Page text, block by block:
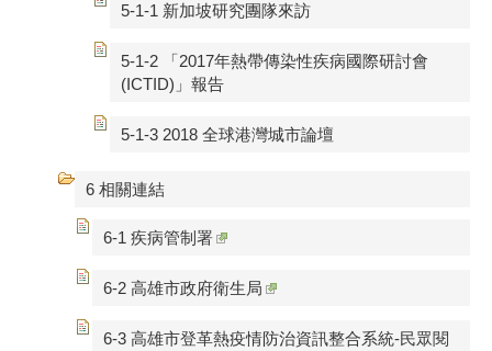
5-1-1 新加坡研究團隊來訪
5-1-2 「2017年熱帶傳染性疾病國際研討會
(ICTID)」報告
5-1-3 2018 全球港灣城市論壇
6 相關連結
6-1 疾病管制署
6-2 高雄市政府衛生局
6-3 高雄市登革熱疫情防治資訊整合系統-民眾閱